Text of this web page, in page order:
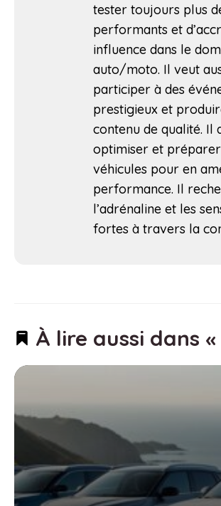
tester toujours plus
performants et
influence dans le
auto/moto. Il veut
participer à des
prestigieux et
contenu de qualité. Il
optimiser et préparer
véhicules pour en
performance. Il
l’adrénaline et les
fortes à travers la
À lire aussi dans